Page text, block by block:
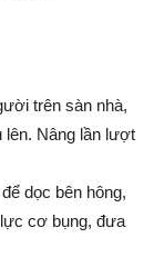
trên sàn nhà,
lên. Nâng lần lượt
dọc bên hông,
cơ bụng, đưa